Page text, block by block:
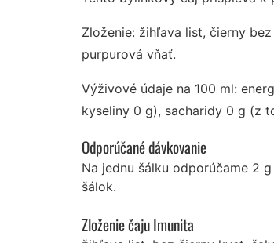
Zloženie: žihľava list, čierny
purpurová vňať.
Výživové údaje na 100 ml:
kyseliny 0 g), sacharidy 0 g (z
Odporúčané dávkovanie
Na jednu šálku odporúčame 2
šálok.
Zloženie čaju Imunita